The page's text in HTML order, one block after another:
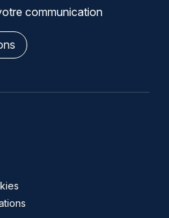
communication